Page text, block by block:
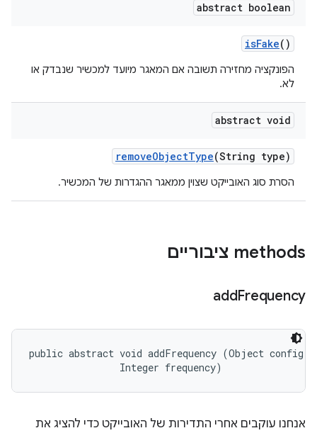
abstract boolean
isFake()
הפונקציה מחזירה תשובה אם המאגר מיועד למכשיר שנבדק או
לא.
abstract void
removeObjectType(String type)
הסרת סוג האובייקט שצוין ממאגר ההגדרות של המכשיר.
‫methods ציבוריים
addFrequency
public abstract void addFrequency (Object config,
                Integer frequency)
אנחנו עוקבים אחרי התדירות של האובייקט כדי להציג את